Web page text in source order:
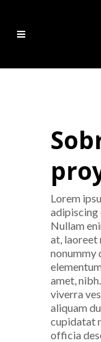
Lorem
adipiscing
Nullam
at, laoreet
nonummy
amet,
viverra
aliquam
cupidatat
officia